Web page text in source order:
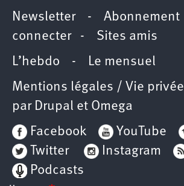
Newsletter- Abonnement
connecter- Sites amis
L’hebdo - Le mensuel
Mentions légales / Vie privée
par Drupal et Omega
Facebook
YouTube
Twitter
Instagram
Podcasts